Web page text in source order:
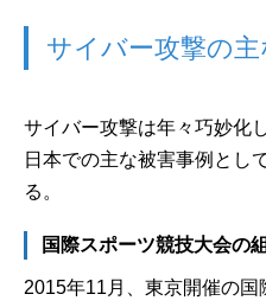
サイバー攻撃の主
サイバー攻撃は年々巧妙化
日本での主な被害事例とし
る。
国際スポーツ競技大会の
2015年11月、東京開催の